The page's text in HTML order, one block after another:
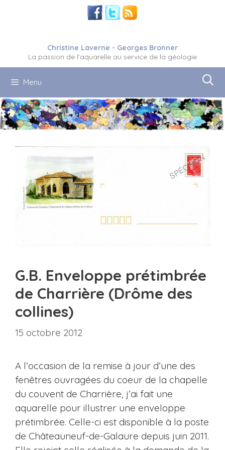
Christine Laverne - Georges Bronner
La passion de l'aquarelle au service de la géologie
Menu
G.B. Enveloppe prétimbrée
de Charrière (Drôme des
collines)
15 octobre 2012
A l’occasion de la remise à jour d’une des
fenêtres ouvragées du coeur de la chapelle
du couvent de Charrière, j’ai fait une
aquarelle pour illustrer une enveloppe
prétimbrée. Celle-ci est disponible à la poste
de Châteauneuf-de-Galaure depuis juin 2011.